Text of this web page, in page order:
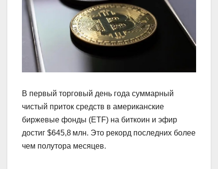
В первый торговый день года суммарный
чистый приток средств в американские
биржевые фонды (ETF) на биткоин и эфир
достиг $645,8 млн. Это рекорд последних более
чем полутора месяцев.